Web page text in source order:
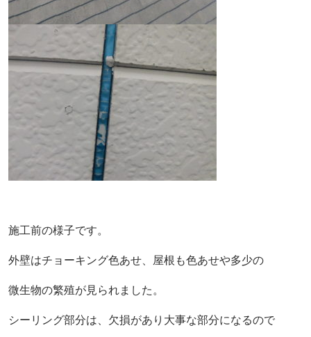
施工前の様子です。
外壁はチョーキング色あせ、屋根も色あせや多少の
微生物の繁殖が見られました。
シーリング部分は、欠損があり大事な部分になるので